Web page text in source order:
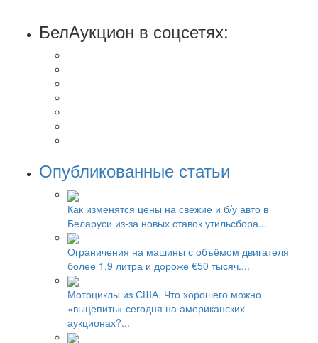
БелАукцион в соцсетях:
Опубликованные статьи
Как изменятся цены на свежие и б/у авто в
Беларуси из-за новых ставок утильсбора...
Ограничения на машины с объёмом двигателя
более 1,9 литра и дороже €50 тысяч....
Мотоциклы из США. Что хорошего можно
«выцепить» сегодня на американских
аукционах?...